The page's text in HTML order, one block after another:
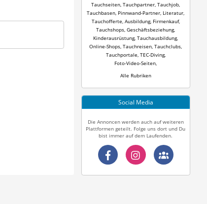
Tauchseiten Tauchpartner Tauchjob
Tauchbasen Pinnwand-Partner Literatur
Tauchofferte Ausbildung, Firmenkauf,
Tauchshops Geschäftsbeziehung,
Kinderausrüstung, Tauchausbildung,
Online-Shops Tauchreisen Tauchclubs
Tauchportale TEC-Diving,
Foto-Video-Seiten
Alle Rubriken
Social Media
Die Annoncen werden auch auf weiteren
Plattformen geteilt. Folge uns dort und Du
bist immer auf dem Laufenden.